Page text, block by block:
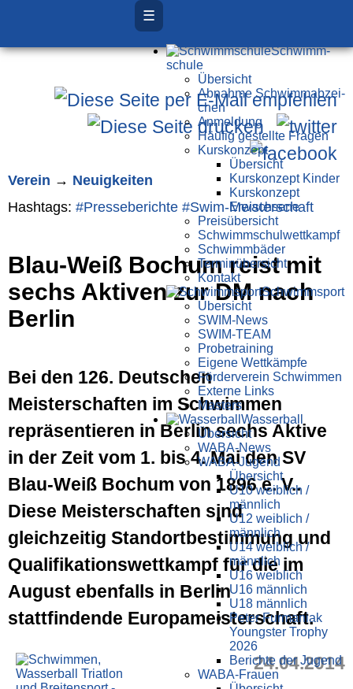
☰
Schwimm­
schule
Übersicht
Ab­nah­me Schwimm­ab­zei­
chen
Anmeldung
Häufig gestellte Fragen
Kurs­konzept
Übersicht
Kurskonzept Kinder
Kurskonzept
Erwachsene
Preis­über­sicht
Schwimm­schul­wett­kampf
Schwimm­bäder
Terminübersicht
Kontakt
Schwimm­sport
Übersicht
SWIM-News
SWIM-TEAM
Probe­training
Eigene Wettkämpfe
Förderverein Schwimmen
Externe Links
Masters
Wasser­ball
Übersicht
WABA-News
WABA-Jugend
Übersicht
U10 weiblich /
männlich
U12 weiblich /
männlich
U14 weiblich /
männlich
U16 weiblich
U16 männlich
U18 männlich
Peter Furmaniak
Youngster Trophy
2026
Berichte der Jugend
WABA-Frauen
Verein → Neuigkeiten
Hashtags: #Presse­berichte #Swim-Meister­schaft
Blau-Weiß Bochum reist mit
sechs Aktiven zur DM nach
Berlin
Bei den 126. Deutschen
Meisterschaften im Schwimmen
repräsentieren in Berlin sechs Aktive
in der Zeit vom 1. bis 4. Mai den SV
Blau-Weiß Bochum von 1896 e. V..
Diese Meisterschaften sind
gleichzeitig Standortbestimmung und
Qualifikationswettkampf für die im
August ebenfalls in Berlin
stattfindende Europameisterschaft.
24.04.2014